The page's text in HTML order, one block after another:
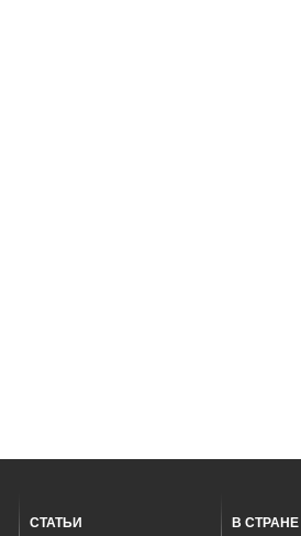
СТАТЬИ В СТРАНЕ